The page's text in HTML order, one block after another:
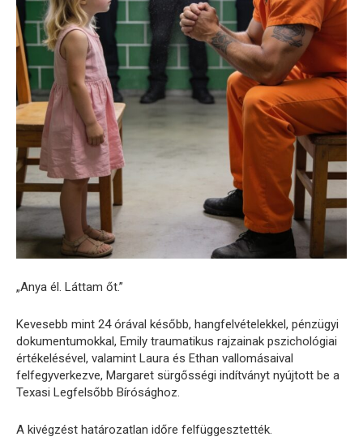
„Anya él. Láttam őt.”
Kevesebb mint 24 órával később, hangfelvételekkel, pénzügyi
dokumentumokkal, Emily traumatikus rajzainak pszichológiai
értékelésével, valamint Laura és Ethan vallomásaival
felfegyverkezve, Margaret sürgősségi indítványt nyújtott be a
Texasi Legfelsőbb Bírósághoz.
A kivégzést határozatlan időre felfüggesztették.